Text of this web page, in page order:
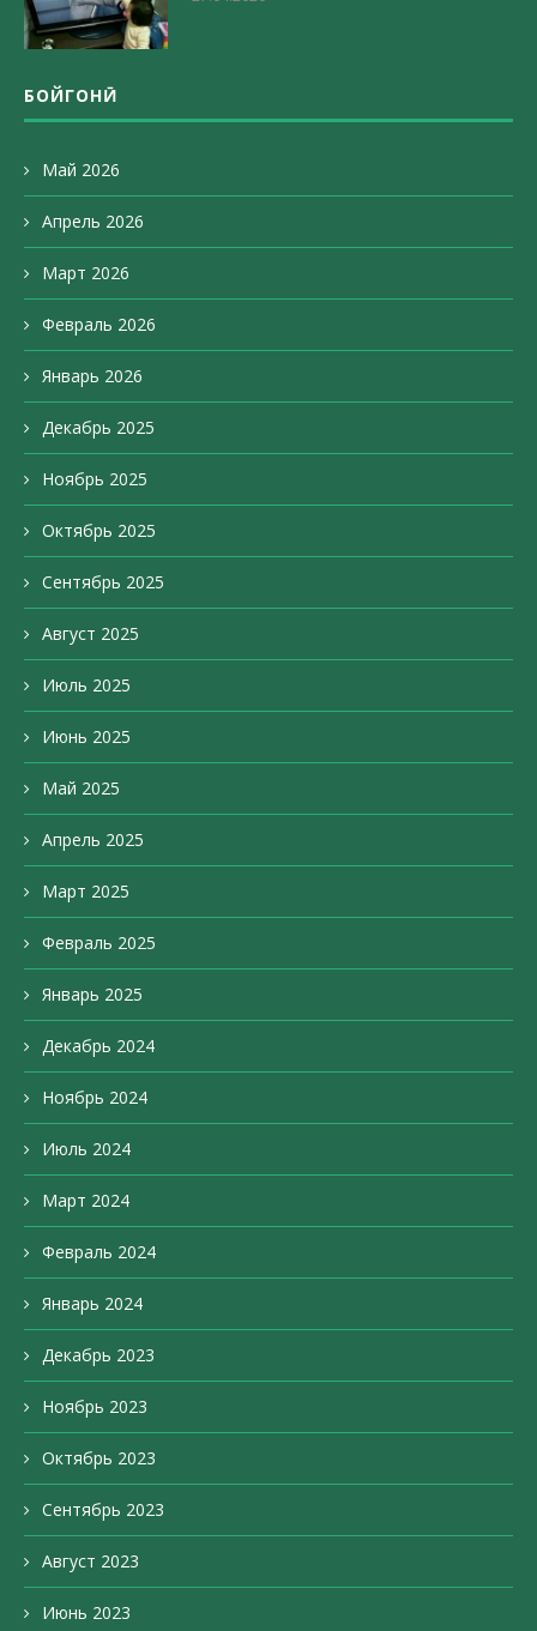
БОЙГОНӢ
Май 2026
Апрель 2026
Март 2026
Февраль 2026
Январь 2026
Декабрь 2025
Ноябрь 2025
Октябрь 2025
Сентябрь 2025
Август 2025
Июль 2025
Июнь 2025
Май 2025
Апрель 2025
Март 2025
Февраль 2025
Январь 2025
Декабрь 2024
Ноябрь 2024
Июль 2024
Март 2024
Февраль 2024
Январь 2024
Декабрь 2023
Ноябрь 2023
Октябрь 2023
Сентябрь 2023
Август 2023
Июнь 2023